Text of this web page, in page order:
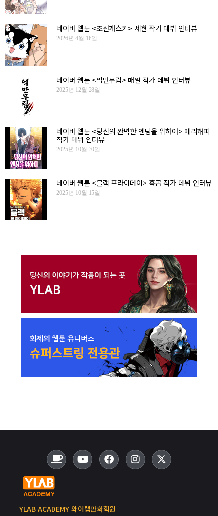
네이버 웹툰 <조선개스키> 세현 작가 데뷔 인터뷰
2026년 4월 16일
네이버 웹툰 <억만무림> 매일 작가 데뷔 인터뷰
2025년 12월 28일
네이버 웹툰 <당신의 완벽한 엔딩을 위하여> 메리해피
작가 데뷔 인터뷰
2025년 10월 30일
네이버 웹툰 <블랙 프라이데이> 흑곰 작가 데뷔 인터뷰
2025년 10월 15일
YLAB ACADEMY 와이랩만화학원